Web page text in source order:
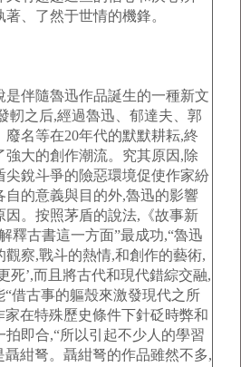
、了然于世情的機鋒。
伴隨魯迅作品誕生的一種新文
軔之后,經過魯迅、郁達夫、郭
名等在20年代的默默耕耘,終
大的創作潮流。究其原因,除
尖銳斗爭的險惡環境促使作家紛
的意義與目的外,魯迅的影響
因。按照茅盾的說法,《故事新
釋古書這一方面”最成功,“魯迅
觀察,戰斗的熱情,和創作的藝術,
死’,而且將古代和現代錯綜交融,
“借古事的軀殼來激發現代之所
在特殊歷史條件下針砭時弊和
即合,“所以引起不少人的學習
紺弩。聶紺弩的作品雖然不多,